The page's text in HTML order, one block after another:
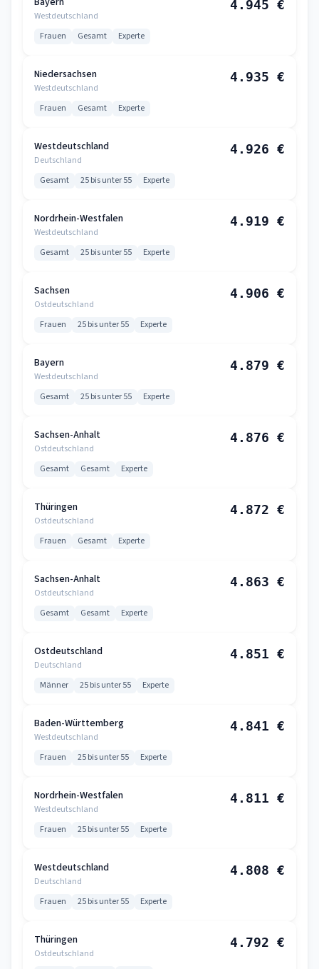
Westdeutschland
4.945 €
Frauen Gesamt Experte
Niedersachsen
Westdeutschland
4.935 €
Frauen Gesamt Experte
Westdeutschland
Deutschland
4.926 €
Gesamt 25 bis unter 55 Experte
Nordrhein-Westfalen
Westdeutschland
4.919 €
Gesamt 25 bis unter 55 Experte
Sachsen
Ostdeutschland
4.906 €
Frauen 25 bis unter 55 Experte
Bayern
Westdeutschland
4.879 €
Gesamt 25 bis unter 55 Experte
Sachsen-Anhalt
Ostdeutschland
4.876 €
Gesamt Gesamt Experte
Thüringen
Ostdeutschland
4.872 €
Frauen Gesamt Experte
Sachsen-Anhalt
Ostdeutschland
4.863 €
Gesamt Gesamt Experte
Ostdeutschland
Deutschland
4.851 €
Männer 25 bis unter 55 Experte
Baden-Württemberg
Westdeutschland
4.841 €
Frauen 25 bis unter 55 Experte
Nordrhein-Westfalen
Westdeutschland
4.811 €
Frauen 25 bis unter 55 Experte
Westdeutschland
Deutschland
4.808 €
Frauen 25 bis unter 55 Experte
Thüringen
Ostdeutschland
4.792 €